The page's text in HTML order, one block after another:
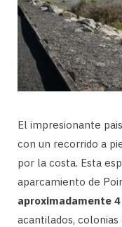
El impresionante
con un recorrido a
por la costa. Esta
aparcamiento de
aproximadamente
acantilados, colonias